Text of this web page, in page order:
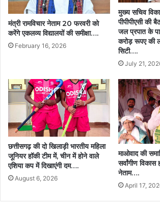
मंत्री रामविचार नेताम 20 फरवरी को
करेंगे एकलव्य विद्यालयों की समीक्षा….
February 16, 2026
मुख्य सचिव
पीपीपीएसी की
जल प्रपात के
करोड़ रूपए की
सिटी….
July 21,
छत्तीसगढ़ की दो खिलाड़ी भारतीय महिला
जूनियर हॉकी टीम में, चीन में होने वाले
एशिया कप में दिखाएंगी दम….
August 6, 2026
माओवाद की
सर्वांगीण विकास
नेताम….
April 17,